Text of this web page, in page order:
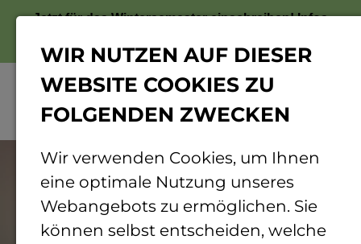
Jetzt für das Wintersemester einschreiben!Infos
WIR NUTZEN AUF DIESER
WEBSITE COOKIES ZU
FOLGENDEN ZWECKEN
Wir verwenden Cookies, um Ihnen
eine optimale Nutzung unseres
Webangebots zu ermöglichen. Sie
können selbst entscheiden, welche